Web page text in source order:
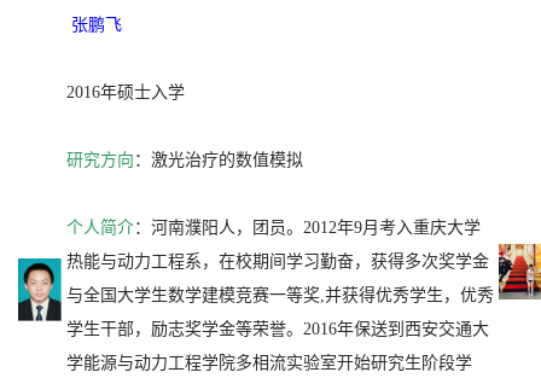
张鹏飞
2016年硕士入学
研究方向 ：激光治疗的数值模拟
个人简介：河南濮阳人，团员。2012年9月考入重庆大学
热能与动力工程系，在校期间学习勤奋，获得多次奖学金
与全国大学生数学建模竞赛一等奖,并获得优秀学生，优秀
学生干部，励志奖学金等荣誉。2016年保送到西安交通大
学能源与动力工程学院多相流实验室开始研究生阶段学